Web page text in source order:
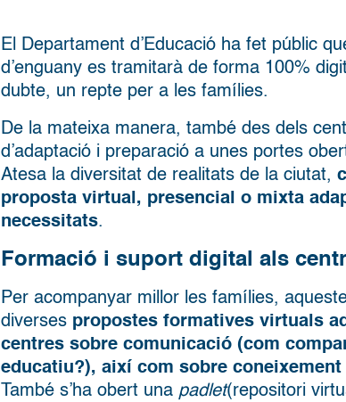
El Departament d’Educació ha fet públic
d’enguany es tramitarà de forma 100%
dubte, un repte per a les famílies.
De la mateixa manera, també des dels
d’adaptació i preparació a unes portes
Atesa la diversitat de realitats de la ciutat,
proposta virtual, presencial o mixta
necessitats.
Formació i suport digital als
Per acompanyar millor les famílies,
diverses propostes formatives virtuals
centres sobre comunicació (com
educatiu?), així com sobre
També s’ha obert una padlet(repositori